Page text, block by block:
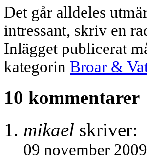
Det går alldeles
intressant, skriv en
Inlägget publicerat
kategorin Broar &
10 kommentarer
mikael skriver:
09 november